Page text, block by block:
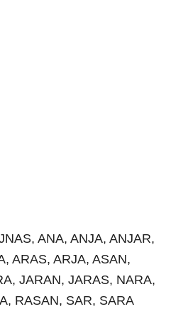
ANA, ANJA, ANJAR,
ARAS, ARJA, ASAN,
JARAN, JARAS, NARA,
RASAN, SAR, SARA